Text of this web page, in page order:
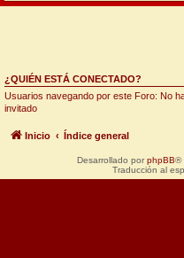
¿QUIÉN ESTÁ CONECTADO?
Usuarios navegando por este Foro: No
invitado
Inicio Índice general
Desarrollado por phpBB®
Traducción al